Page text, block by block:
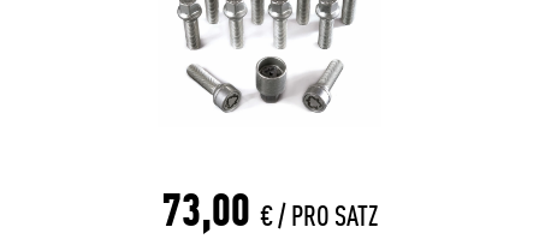
73,00 € /PRO SATZ